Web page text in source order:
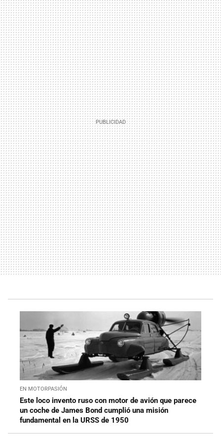
EN MOTORPASIÓN
Este loco invento ruso con motor de avión que parece
un coche de James Bond cumplió una misión
fundamental en la URSS de 1950